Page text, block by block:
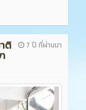
7 ปี ที่ผ่านมา
ติ